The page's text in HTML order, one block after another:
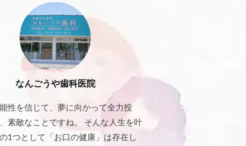
なんごうや歯科医院
性を信じて、夢に向かって全力投
素敵なことですね。 そんな人生を叶
1つとして「お口の健康」は存在し